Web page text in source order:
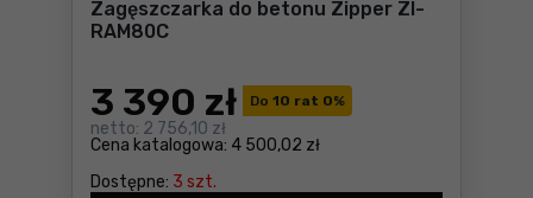
Zagęszczarka do betonu Zipper ZI-
RAM80C
Do 10 rat 0%
Cena katalogowa: 4 500,02 zł
3 390 zł
netto: 2 756,10 zł
Dostępne: 3 szt.